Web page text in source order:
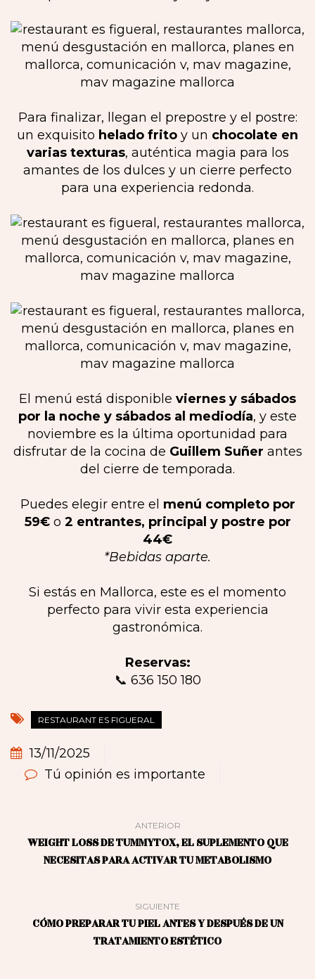
Para finalizar, llegan el prepostre y el postre:
un exquisito helado frito y un chocolate en
varias texturas, auténtica magia para los
amantes de los dulces y un cierre perfecto
para una experiencia redonda.
El menú está disponible viernes y sábados
por la noche y sábados al mediodía, y este
noviembre es la última oportunidad para
disfrutar de la cocina de Guillem Suñer antes
del cierre de temporada.
Puedes elegir entre el menú completo por
59€o 2 entrantes, principal y postre por
44€
*Bebidas aparte.
Si estás en Mallorca, este es el momento
perfecto para vivir esta experiencia
gastronómica.
Reservas:
📞 636 150 180
RESTAURANT ES FIGUERAL
13/11/2025
Tú opinión es importante
ANTERIOR
WEIGHT LOSS DE TUMMYTOX, EL SUPLEMENTO QUE
NECESITAS PARA ACTIVAR TU METABOLISMO
SIGUIENTE
CÓMO PREPARAR TU PIEL ANTES Y DESPUÉS DE UN
TRATAMIENTO ESTÉTICO